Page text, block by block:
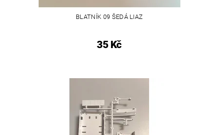
BLATNÍK 09 ŠEDÁ LIAZ
35 Kč